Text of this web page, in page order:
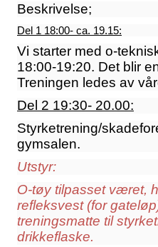
Beskrivelse;
Del 1 18:00- ca. 19.15:
Vi starter med o-
18:00-19:20. Det blir
Treningen ledes av
Del 2 19:30- 20.00:
Styrketrening/
gymsalen.
Utstyr:
O-tøy tilpasset været,
refleksvest (for
treningsmatte til
drikkeflaske.